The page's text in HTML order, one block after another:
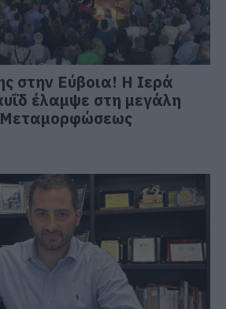
στην Εύβοια! Η Ιερά
έλαμψε στη μεγάλη